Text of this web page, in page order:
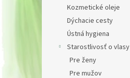
Kozmetické oleje
Dýchacie cesty
Ústná hygiena
Starostlivosť o vlasy
Pre ženy
Pre mužov